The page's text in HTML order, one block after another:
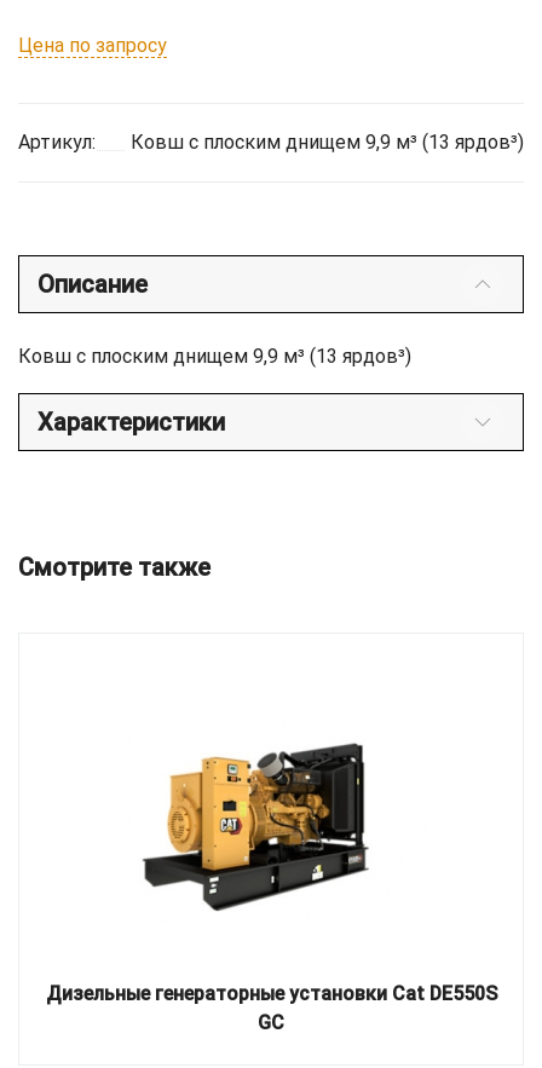
Цена по запросу
Артикул: Ковш с плоским днищем 9,9 м³ (13 ярдов³)
Описание
Ковш с плоским днищем 9,9 м³ (13 ярдов³)
Характеристики
Смотрите также
Дизельные генераторные установки Cat DE550S
GC